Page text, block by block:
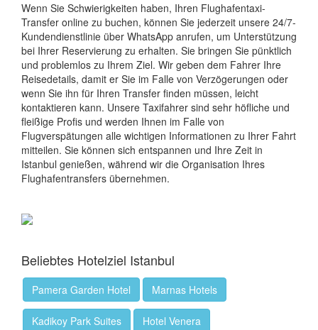
Wenn Sie Schwierigkeiten haben, Ihren Flughafentaxi-
Transfer online zu buchen, können Sie jederzeit unsere 24/7-
Kundendienstlinie über WhatsApp anrufen, um Unterstützung
bei Ihrer Reservierung zu erhalten. Sie bringen Sie pünktlich
und problemlos zu Ihrem Ziel. Wir geben dem Fahrer Ihre
Reisedetails, damit er Sie im Falle von Verzögerungen oder
wenn Sie ihn für Ihren Transfer finden müssen, leicht
kontaktieren kann. Unsere Taxifahrer sind sehr höfliche und
fleißige Profis und werden Ihnen im Falle von
Flugverspätungen alle wichtigen Informationen zu Ihrer Fahrt
mitteilen. Sie können sich entspannen und Ihre Zeit in
Istanbul genießen, während wir die Organisation Ihres
Flughafentransfers übernehmen.
Beliebtes Hotelziel Istanbul
Pamera Garden Hotel Marnas Hotels
Kadikoy Park Suites Hotel Venera